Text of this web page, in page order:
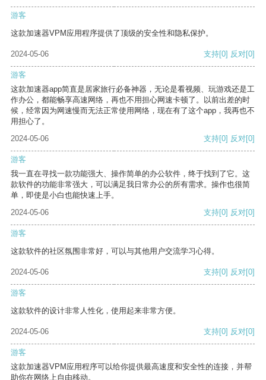
游客
这款加速器VPM应用程序提供了顶级的安全性和隐私保护。
2024-05-06 支持[0] 反对[0]
游客
这款加速器app简直是居家旅行必备神器，无论是看视频、玩游戏还是工
作办公，都能畅享高速网络，再也不用担心网速卡顿了。以前出差的时
候，经常因为网速慢而无法正常使用网络，现在有了这个app，我再也不
用担心了。
2024-05-06
支持[0] 反对[0]
游客
我一直在寻找一款功能强大、操作简单的办公软件，终于找到了它。这
款软件的功能非常强大，可以满足我日常办公的所有需求。操作也很简
单，即使是小白也能快速上手。
2024-05-06
支持[0] 反对[0]
游客
这款软件的社区氛围非常好，可以与其他用户交流学习心得。
2024-05-06 支持[0] 反对[0]
游客
这款软件的设计非常人性化，使用起来非常方便。
2024-05-06 支持[0] 反对[0]
游客
这款加速器VPM应用程序可以给你提供最高速度和安全性的连接，并帮
助你在网络上自由移动。